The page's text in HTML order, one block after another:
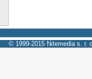
© 1999-2015 Nitemedia s. r.